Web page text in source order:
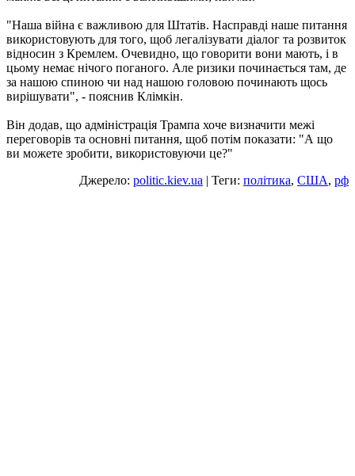
"Наша війна є важливою для Штатів. Насправді наше питання
використовують для того, щоб легалізувати діалог та розвиток
відносин з Кремлем. Очевидно, що говорити вони мають, і в
цьому немає нічого поганого. Але ризики починається там, де
за нашою спиною чи над нашою головою починають щось
вирішувати", - пояснив Клімкін.
Він додав, що адміністрація Трампа хоче визначити межі
переговорів та основні питання, щоб потім показати: "А що
ви можете зробити, використовуючи це?"
Джерело: politic.kiev.ua | Теги: політика, США, рф